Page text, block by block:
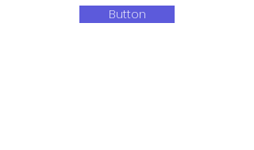
Button